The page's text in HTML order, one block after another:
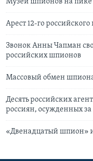
Арест 12-го
Звонок Анны Чапман
российских шпионов
Массовый обмен
Десять российских
россиян, осужденных
«Двенадцатый шпион»